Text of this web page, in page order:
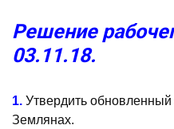
Решение
03.11.18.
1. Утвердить
Землянах.